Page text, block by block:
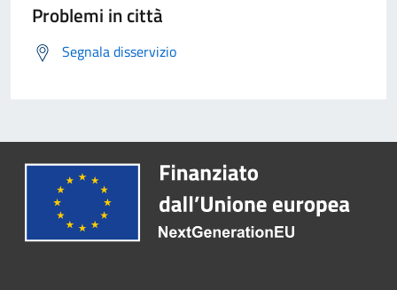
Problemi in città
Segnala disservizio